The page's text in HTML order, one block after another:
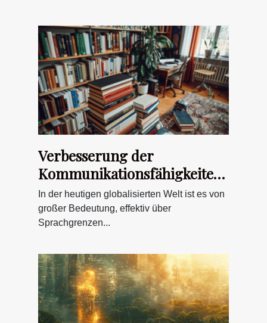
Verbesserung der
Kommunikationsfähigkeiten
in mehreren Sprachen durch
Online-Lernplattformen
In der heutigen globalisierten Welt ist es von
großer Bedeutung, effektiv über
Sprachgrenzen...